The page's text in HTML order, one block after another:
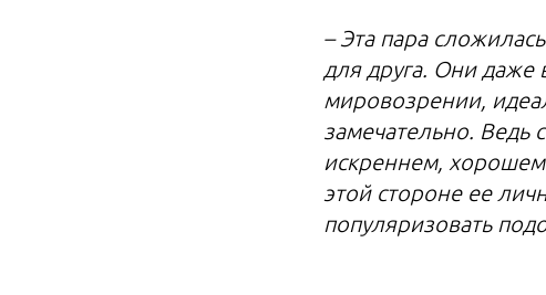
– Эта пара
для друга. Они
мировозрении,
замечательно. Ведь
искреннем,
этой стороне ее
популяризовать